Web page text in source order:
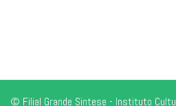
© Filial Grande Sintese - Instituto